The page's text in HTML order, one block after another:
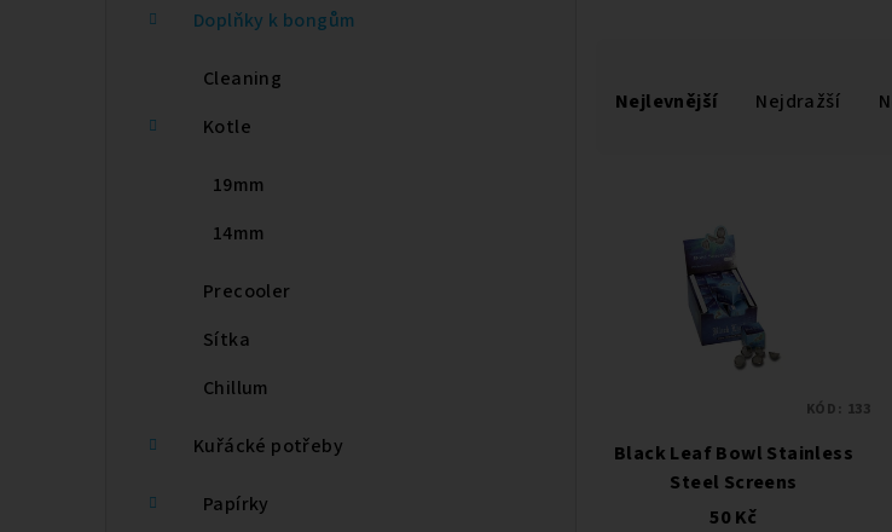
Doplňky k bongům
Cleaning
Kotle
19mm
14mm
Precooler
Sítka
Chillum
Kuřácké potřeby
Papírky
a
o
Nejlevnější Nejdražší
Black Leaf Bowl Stainless
Steel Screens
50 Kč
KÓD: 133